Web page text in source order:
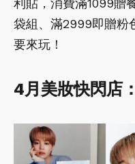
利貼，消費滿1099贈
袋組、滿2999即贈粉
要來玩！
4月美妝快閃店